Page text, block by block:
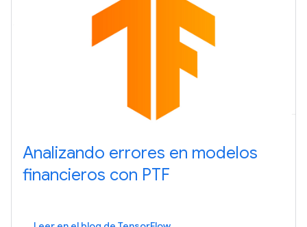
Analizando errores en modelos
financieros con PTF